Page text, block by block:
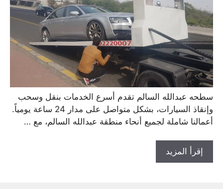
سطحه عبدالله السالم تقدم أسرع الخدمات بنقل وسحب
وإنقاذ السيارات، بشكل متواصل على مدار 24 ساعة يومياً.
أعمالنا شاملة لجميع أنحاء منطقة عبدالله السالم، مع …
إقرأ المزيد